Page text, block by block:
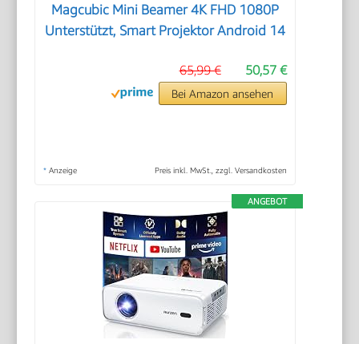
Magcubic Mini Beamer 4K FHD 1080P
Unterstützt, Smart Projektor Android 14
50,57 €
65,99 €
Bei Amazon ansehen
* Anzeige Preis inkl. MwSt., zzgl. Versandkosten
ANGEBOT